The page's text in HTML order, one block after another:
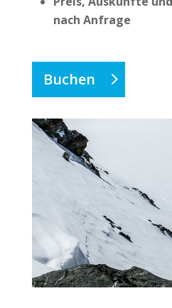
nach Anfrage
Buchen